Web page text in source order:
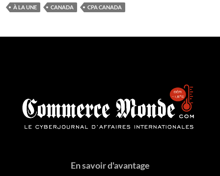
À LA UNE CANADA CPA CANADA
En savoir d'avantage